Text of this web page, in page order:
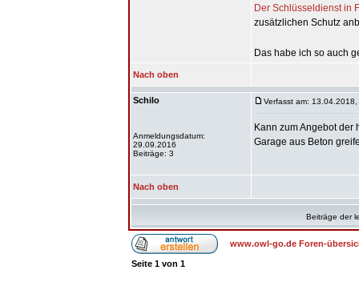
Der Schlüsseldienst in
zusätzlichen Schutz
Das habe ich so auch
Nach oben
Schilo
Anmeldungsdatum:
29.09.2016
Beiträge: 3
Verfasst am:
Kann zum Angebotder
Garage aus Beton
Nach oben
Beiträge der
www.owl-go.de Foren-
Seite 1 von 1